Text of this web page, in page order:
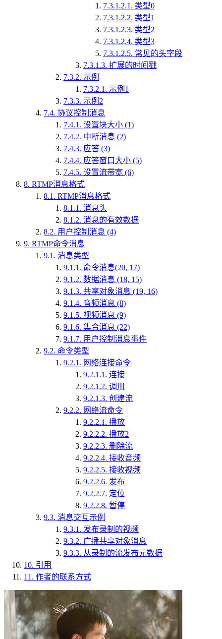
7.3.1.2.1. 类型0
7.3.1.2.2. 类型1
7.3.1.2.3. 类型2
7.3.1.2.4. 类型3
7.3.1.2.5. 常见的头字段
7.3.1.3. 扩展的时间戳
7.3.2. 示例
7.3.2.1. 示例1
7.3.3. 示例2
7.4. 协议控制消息
7.4.1. 设置块大小 (1)
7.4.2. 中断消息 (2)
7.4.3. 应答 (3)
7.4.4. 应答窗口大小 (5)
7.4.5. 设置流带宽 (6)
8. RTMP消息格式
8.1. RTMP消息格式
8.1.1. 消息头
8.1.2. 消息的有效数据
8.2. 用户控制消息 (4)
9. RTMP命令消息
9.1. 消息类型
9.1.1. 命令消息(20, 17)
9.1.2. 数据消息 (18, 15)
9.1.3. 共享对象消息 (19, 16)
9.1.4. 音频消息 (8)
9.1.5. 视频消息 (9)
9.1.6. 集合消息 (22)
9.1.7. 用户控制消息事件
9.2. 命令类型
9.2.1. 网络连接命令
9.2.1.1. 连接
9.2.1.2. 调用
9.2.1.3. 创建流
9.2.2. 网络流命令
9.2.2.1. 播放
9.2.2.2. 播放2
9.2.2.3. 删除流
9.2.2.4. 接收音频
9.2.2.5. 接收视频
9.2.2.6. 发布
9.2.2.7. 定位
9.2.2.8. 暂停
9.3. 消息交互示例
9.3.1. 发布录制的视频
9.3.2. 广播共享对象消息
9.3.3. 从录制的流发布元数据
10. 引用
11. 作者的联系方式